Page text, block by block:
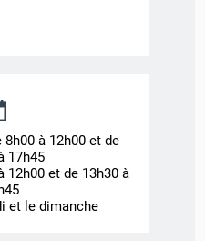
à 12h00 et de
17h45
12h00 et de 13h30 à
et le dimanche